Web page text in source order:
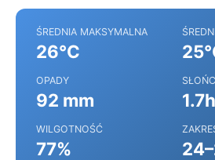
ŚREDNIA MAKSYMALNA
26°C
OPADY
92 mm
WILGOTNOŚĆ
77%